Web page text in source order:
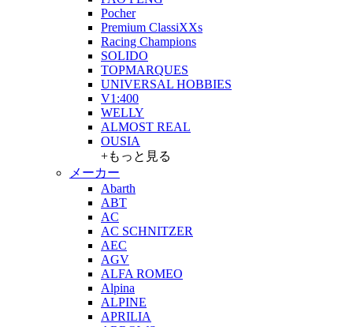
Pocher
Premium ClassiXXs
Racing Champions
SOLIDO
TOPMARQUES
UNIVERSAL HOBBIES
V1:400
WELLY
ALMOST REAL
OUSIA
+もっと見る
メーカー
Abarth
ABT
AC
AC SCHNITZER
AEC
AGV
ALFA ROMEO
Alpina
ALPINE
APRILIA